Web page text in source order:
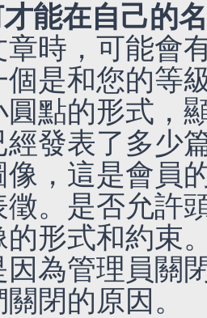
能在自己的
章時，可能會
個是和您的等
圓點的形式，
經發表了多少
像，這是會員
徵。是否允許
的形式和約束
因為管理員關
閉的原因。